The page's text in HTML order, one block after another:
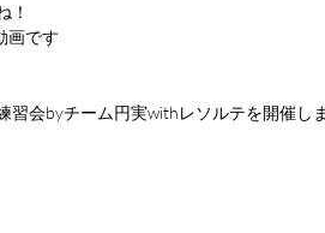
！
画です
習会byチーム円実withレソルテを開催し